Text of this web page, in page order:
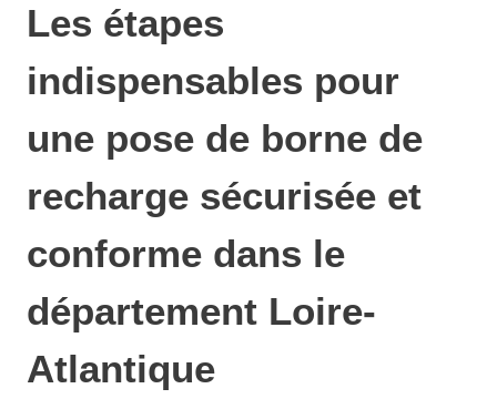
Les étapes
indispensables pour
une pose de borne de
recharge sécurisée et
conforme dans le
département Loire-
Atlantique